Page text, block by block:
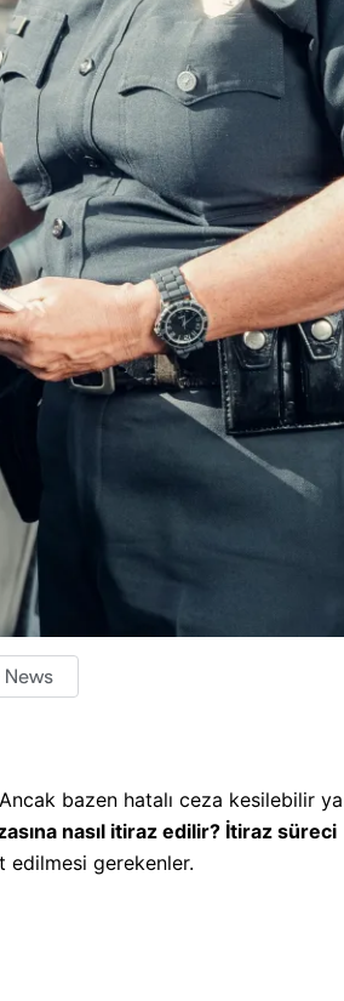
bazen hatalı ceza kesilebilir ya
nasıl itiraz edilir? İtiraz süreci
edilmesi gerekenler.